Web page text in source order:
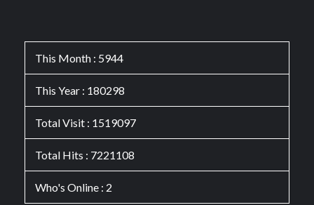
This Month : 5944
This Year : 180298
Total Visit : 1519097
Total Hits : 7221108
Who's Online : 2